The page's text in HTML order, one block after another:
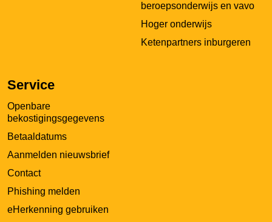
beroepsonderwijs en vavo
Hoger onderwijs
Ketenpartners inburgeren
Service
Openbare
bekostigingsgegevens
Betaaldatums
Aanmelden nieuwsbrief
Contact
Phishing melden
eHerkenning gebruiken